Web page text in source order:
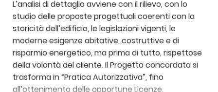
L’analisi di dettaglio avviene con il rilievo, con lo
studio delle proposte progettuali coerenti con la
storicità dell’edificio, le legislazioni vigenti, le
moderne esigenze abitative, costruttive e di
risparmio energetico, ma prima di tutto, rispettose
della volontà del cliente. Il Progetto concordato si
trasforma in “Pratica Autorizzativa”, fino
all’ottenimento delle opportune Licenze,